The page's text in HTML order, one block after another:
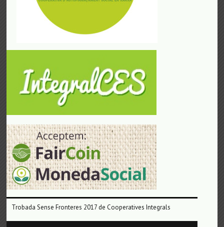
Trobada Sense Fronteres 2017 de Cooperatives Integrals